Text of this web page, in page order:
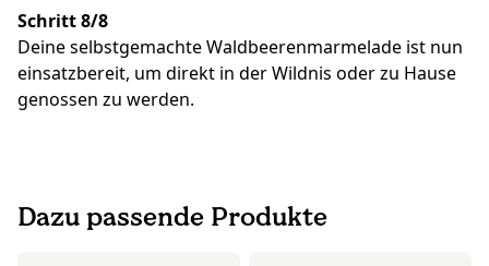
Schritt 8/8
Deine selbstgemachte Waldbeerenmarmelade ist nun
einsatzbereit, um direkt in der Wildnis oder zu Hause
genossen zu werden.
Dazu passende Produkte